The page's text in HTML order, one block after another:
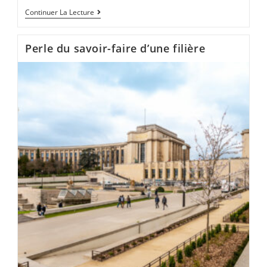
Continuer La Lecture
Perle du savoir-faire d’une filière